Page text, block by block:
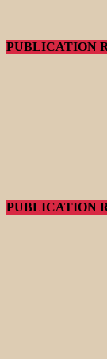
PUBLICATION
PUBLICATION